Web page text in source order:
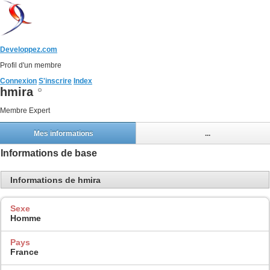
Developpez.com
Profil d'un membre
Connexion S'inscrire Index
hmira
Membre Expert
Mes informations ...
Informations de base
Informations de hmira
Sexe
Homme
Pays
France